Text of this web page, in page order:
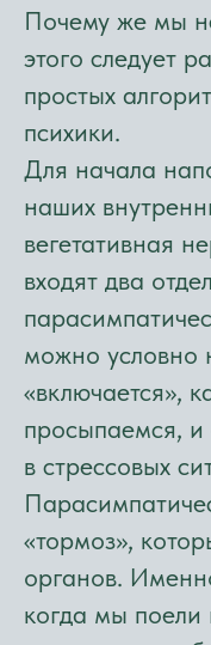
Почему же мы
этого следует
простых
психики.
Для начала
наших
вегетативная
входят два
можно условно
«включается»,
просыпаемся, и
в стрессовых
«тормоз»,
органов.
когда мы